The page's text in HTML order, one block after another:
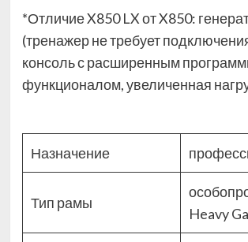
*Отличие X850 LX от X850:
(тренажер не требует
консоль с расширенным
функционалом, увеличенная
Назначение
Тип рамы
Heavy